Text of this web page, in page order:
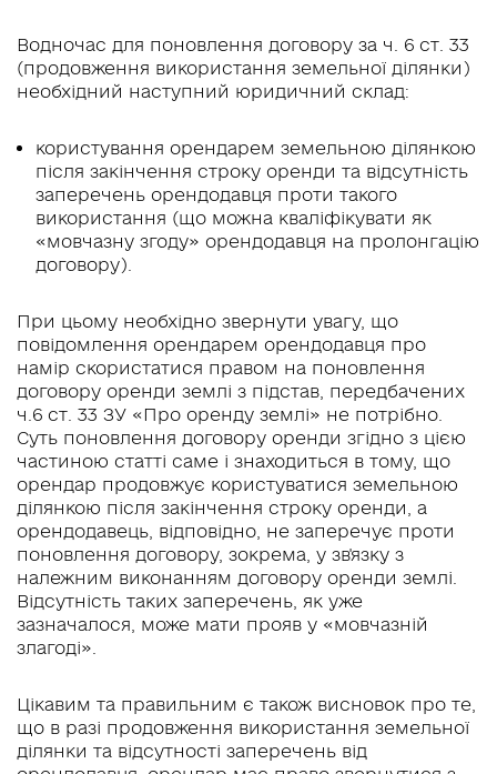
Водночас для поновлення договору за ч. 6 ст. 33
(продовження використання земельної ділянки)
необхідний наступний юридичний склад:
користування орендарем земельною ділянкою
після закінчення строку оренди та відсутність
заперечень орендодавця проти такого
використання (що можна кваліфікувати як
«мовчазну згоду» орендодавця на пролонгацію
договору).
При цьому необхідно звернути увагу, що
повідомлення орендарем орендодавця про
намір скористатися правом на поновлення
договору оренди землі з підстав, передбачених
ч.6 ст. 33 ЗУ «Про оренду землі» не потрібно.
Суть поновлення договору оренди згідно з цією
частиною статті саме і знаходиться в тому, що
орендар продовжує користуватися земельною
ділянкою після закінчення строку оренди, а
орендодавець, відповідно, не заперечує проти
поновлення договору, зокрема, у зв'язку з
належним виконанням договору оренди землі.
Відсутність таких заперечень, як уже
зазначалося, може мати прояв у «мовчазній
злагоді».
Цікавим та правильним є також висновок про те,
що в разі продовження використання земельної
ділянки та відсутності заперечень від